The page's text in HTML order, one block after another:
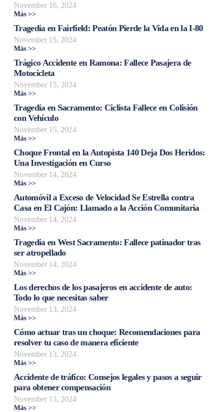
November 16, 2024
Más >>
Tragedia en Fairfield: Peatón Pierde la Vida en la I-80
November 15, 2024
Más >>
Trágico Accidente en Ramona: Fallece Pasajera de
Motocicleta
November 15, 2024
Más >>
Tragedia en Sacramento: Ciclista Fallece en Colisión
con Vehículo
November 15, 2024
Más >>
Choque Frontal en la Autopista 140 Deja Dos Heridos:
Una Investigación en Curso
November 14, 2024
Más >>
Automóvil a Exceso de Velocidad Se Estrella contra
Casa en El Cajón: Llamado a la Acción Comunitaria
November 14, 2024
Más >>
Tragedia en West Sacramento: Fallece patinador tras
ser atropellado
November 14, 2024
Más >>
Los derechos de los pasajeros en accidente de auto:
Todo lo que necesitas saber
November 13, 2024
Más >>
Cómo actuar tras un choque: Recomendaciones para
resolver tu caso de manera eficiente
November 13, 2024
Más >>
Accidente de tráfico: Consejos legales y pasos a seguir
para obtener compensación
November 13, 2024
Más >>